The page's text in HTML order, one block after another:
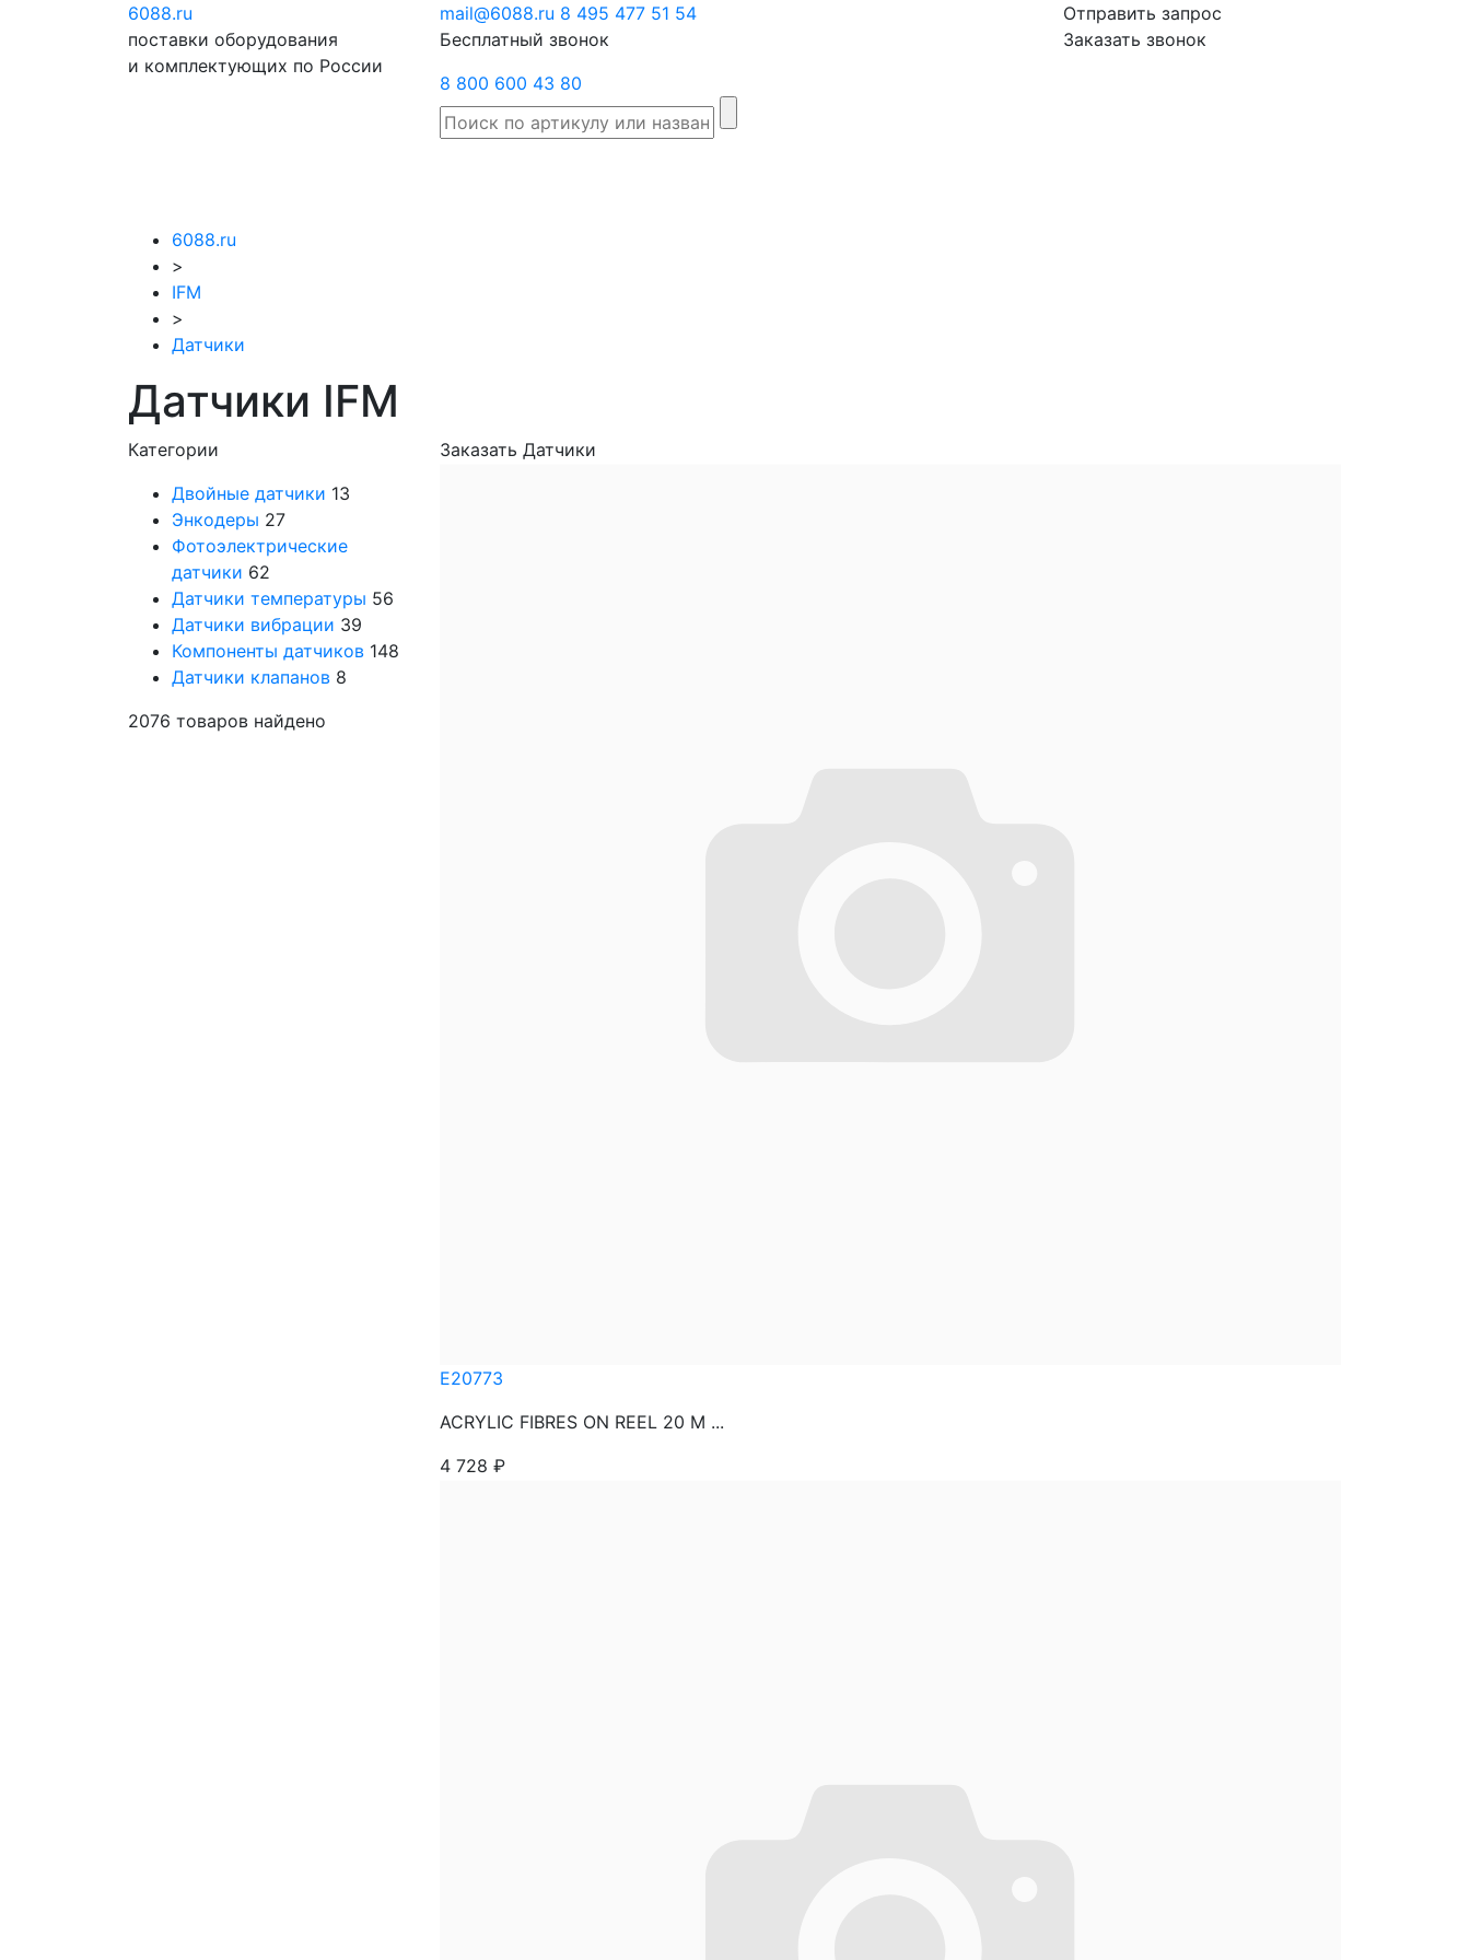
6088.ru
поставки оборудования
и комплектующих по России
mail@6088.ru 8 495 477 51 54
Бесплатный звонок
8 800 600 43 80
Отправить запрос
Заказать звонок
6088.ru
>
IFM
>
Датчики
Датчики IFM
Категории
Двойные датчики 13
Энкодеры 27
Фотоэлектрические
датчики 62
Датчики температуры 56
Датчики вибрации 39
Компоненты датчиков 148
Датчики клапанов 8
2076 товаров найдено
Заказать Датчики
E20773
ACRYLIC FIBRES ON REEL 20 M ...
4 728 ₽
Отправить
Заказать
звонок